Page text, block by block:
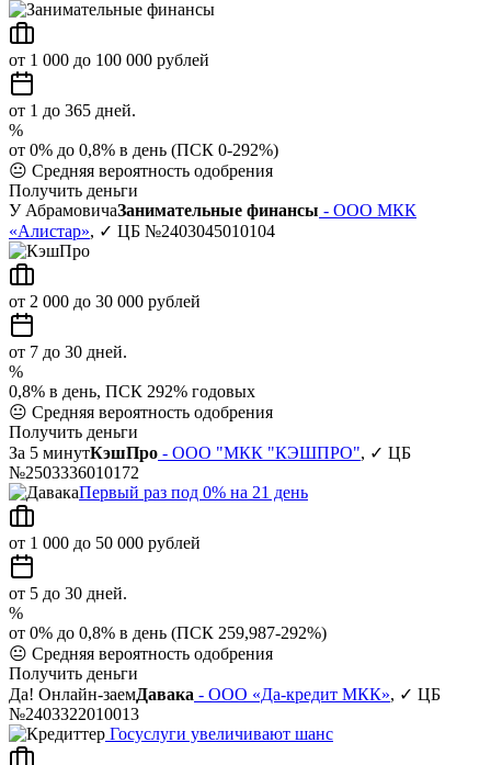
от 1 000 до 100 000 рублей
от 1 до 365 дней.
%
от 0% до 0,8% в день (ПСК 0-292%)
😐 Средняя вероятность одобрения
Получить деньги
У АбрамовичаЗанимательные финансы - ООО МКК
«Алистар», ✓ ЦБ №2403045010104
от 2 000 до 30 000 рублей
от 7 до 30 дней.
%
0,8% в день, ПСК 292% годовых
😐 Средняя вероятность одобрения
Получить деньги
За 5 минутКэшПро - ООО "МКК "КЭШПРО", ✓ ЦБ
№2503336010172
Первый раз под 0% на 21 день
от 1 000 до 50 000 рублей
от 5 до 30 дней.
%
от 0% до 0,8% в день (ПСК 259,987-292%)
😐 Средняя вероятность одобрения
Получить деньги
Да! Онлайн-заемДавака - ООО «Да-кредит МКК», ✓ ЦБ
№2403322010013
Госуслуги увеличивают шанс